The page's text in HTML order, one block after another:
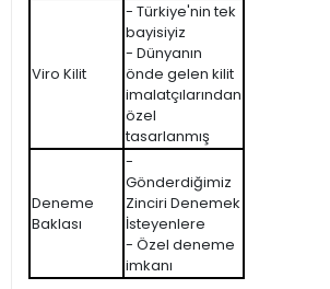
Viro Kilit
- Türkiye'nin tek
bayisiyiz
- Dünyanın
önde gelen kilit
imalatçılarından
özel
tasarlanmış
Deneme
Baklası
-
Gönderdiğimiz
Zinciri Denemek
İsteyenlere
- Özel deneme
imkanı